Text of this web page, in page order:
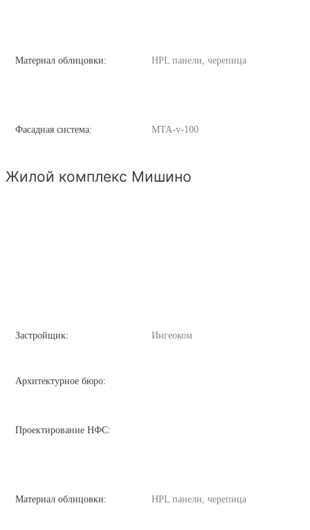
Материал облицовки: HPL панели, черепица
Фасадная система: MTA-v-100
Жилой комплекс Мишино
Застройщик: Ингеоком
Архитектурное бюро:
Проектирование НФС:
Материал облицовки: HPL панели, черепица